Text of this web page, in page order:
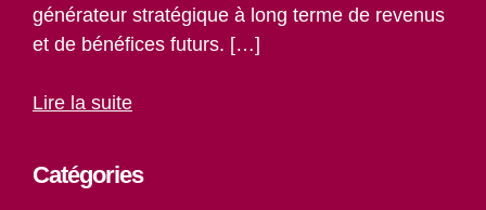
générateur stratégique à long terme de revenus
et de bénéfices futurs. […]
Lire la suite
Catégories